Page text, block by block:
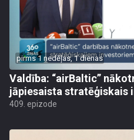
pirms 1 nedēļas, 1 dienas
Valdība: “airBaltic”
jāpiesaista stratēģiskais
409. epizode